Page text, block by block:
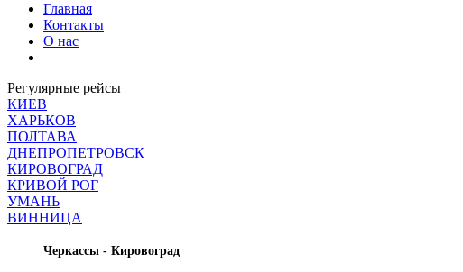
Главная
Контакты
О нас
Регулярные рейсы
КИЕВ
ХАРЬКОВ
ПОЛТАВА
ДНЕПРОПЕТРОВСК
КИРОВОГРАД
КРИВОЙ РОГ
УМАНЬ
ВИННИЦА
Черкассы - Кировоград